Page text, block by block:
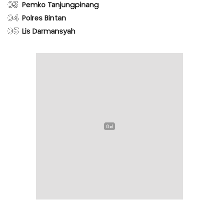
03 Pemko Tanjungpinang
04 Polres Bintan
05 Lis Darmansyah